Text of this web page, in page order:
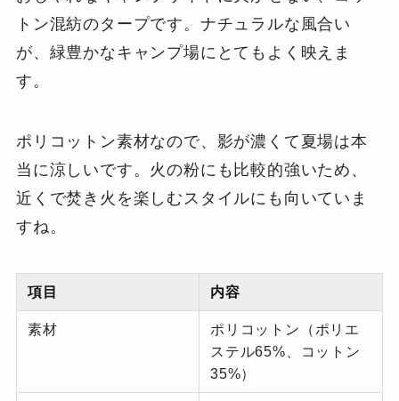
トン混紡のタープです。ナチュラルな風合い
が、緑豊かなキャンプ場にとてもよく映えま
す。
ポリコットン素材なので、影が濃くて夏場は本
当に涼しいです。火の粉にも比較的強いため、
近くで焚き火を楽しむスタイルにも向いていま
すね。
項目 内容
素材
ポリコットン（ポリエ
ステル65%、コットン
35%）